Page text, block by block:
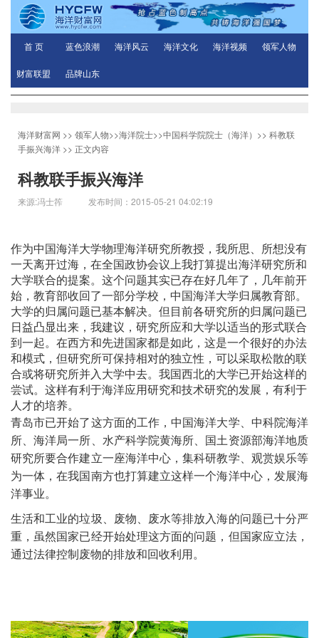
首 页 蓝色浪潮 海洋风云 海洋文化 海洋视频 领军人物
财富联盟 品牌山东
海洋财富网 >> 领军人物>>海洋院士>>中国科学院院士（海洋） >> 科教联
手振兴海洋 >> 正文内容
科教联手振兴海洋
来源:冯士筰 发布时间：2015-05-21 04:02:19
作为中国海洋大学物理海洋研究所教授，我所思、所想没有
一天离开过海，在全国政协会议上我打算提出海洋研究所和
大学联合的提案。这个问题其实已存在好几年了，几年前开
始，教育部收回了一部分学校，中国海洋大学归属教育部。
大学的归属问题已基本解决。但目前各研究所的归属问题已
日益凸显出来，我建议，研究所应和大学以适当的形式联合
到一起。在西方和先进国家都是如此，这是一个很好的办法
和模式，但研究所可保持相对的独立性，可以采取松散的联
合或将研究所并入大学中去。我国西北的大学已开始这样的
尝试。这样有利于海洋应用研究和技术研究的发展，有利于
人才的培养。
青岛市已开始了这方面的工作，中国海洋大学、中科院海洋
所、海洋局一所、水产科学院黄海所、国土资源部海洋地质
研究所要合作建立一座海洋中心，集科研教学、观赏娱乐等
为一体，在我国南方也打算建立这样一个海洋中心，发展海
洋事业。
生活和工业的垃圾、废物、废水等排放入海的问题已十分严
重，虽然国家已经开始处理这方面的问题，但国家应立法，
通过法律控制废物的排放和回收利用。